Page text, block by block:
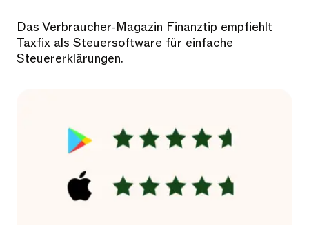
Das Verbraucher-Magazin Finanztip empfiehlt
Taxfix als Steuersoftware für einfache
Steuererklärungen.